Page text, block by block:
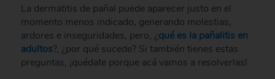
La dermatitis de pañal puede aparecer justo en el
momento menos indicado, generando molestias,
ardores e inseguridades, pero, ¿qué es la pañalitis en
adultos?, ¿por qué sucede? Si también tienes estas
preguntas, ¡quédate porque acá vamos a resolverlas!